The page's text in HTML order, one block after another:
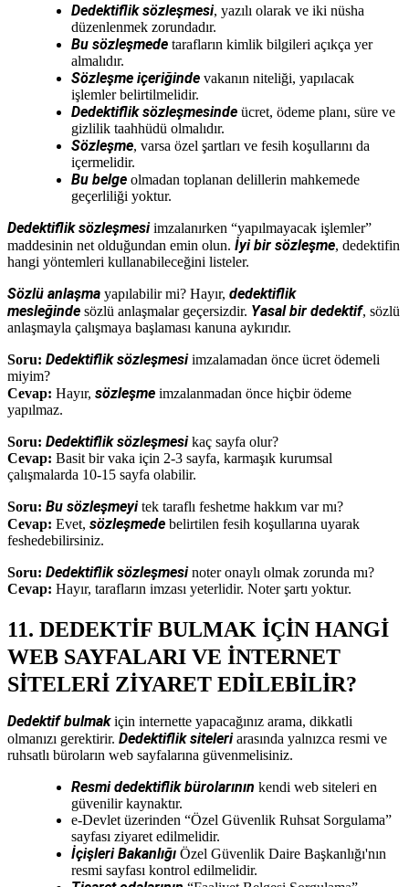
Dedektiflik sözleşmesi, yazılı olarak ve iki nüsha
düzenlenmek zorundadır.
Bu sözleşmede tarafların kimlik bilgileri açıkça yer
almalıdır.
Sözleşme içeriğinde vakanın niteliği, yapılacak
işlemler belirtilmelidir.
Dedektiflik sözleşmesinde ücret, ödeme planı, süre ve
gizlilik taahhüdü olmalıdır.
Sözleşme, varsa özel şartları ve fesih koşullarını da
içermelidir.
Bu belge olmadan toplanan delillerin mahkemede
geçerliliği yoktur.
Dedektiflik sözleşmesiimzalanırken “yapılmayacak işlemler”
maddesinin net olduğundan emin olun. İyi bir sözleşme, dedektifin
hangi yöntemleri kullanabileceğini listeler.
Sözlü anlaşma yapılabilir mi? Hayır, dedektiflik
mesleğinde sözlü anlaşmalar geçersizdir. Yasal bir dedektif, sözlü
anlaşmayla çalışmaya başlaması kanuna aykırıdır.
Soru: Dedektiflik sözleşmesiimzalamadan önce ücret ödemeli
miyim?
Cevap: Hayır, sözleşme imzalanmadan önce hiçbir ödeme
yapılmaz.
Soru: Dedektiflik sözleşmesikaç sayfa olur?
Cevap: Basit bir vaka için 2-3 sayfa, karmaşık kurumsal
çalışmalarda 10-15 sayfa olabilir.
Soru: Bu sözleşmeyitek taraflı feshetme hakkım var mı?
Cevap: Evet, sözleşmede belirtilen fesih koşullarına uyarak
feshedebilirsiniz.
Soru: Dedektiflik sözleşmesinoter onaylı olmak zorunda mı?
Cevap: Hayır, tarafların imzası yeterlidir. Noter şartı yoktur.
11. DEDEKTİF BULMAK İÇİN HANGİ
WEB SAYFALARI VE İNTERNET
SİTELERİ ZİYARET EDİLEBİLİR?
Dedektif bulmakiçin internette yapacağınız arama, dikkatli
olmanızı gerektirir. Dedektiflik siteleriarasında yalnızca resmi ve
ruhsatlı büroların web sayfalarına güvenmelisiniz.
Resmi dedektiflik bürolarının kendi web siteleri en
güvenilir kaynaktır.
e-Devlet üzerinden “Özel Güvenlik Ruhsat Sorgulama”
sayfası ziyaret edilmelidir.
İçişleri Bakanlığı Özel Güvenlik Daire Başkanlığı'nın
resmi sayfası kontrol edilmelidir.